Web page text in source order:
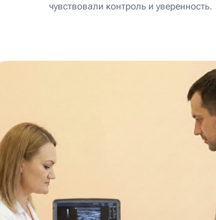
чувствовали контроль и уверенность.